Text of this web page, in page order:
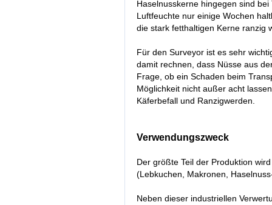
Haselnusskerne hingegen sind
Luftfeuchte nur einige Wochen
die stark fetthaltigen Kerne ranzig
Für den Surveyor ist es sehr
damit rechnen, dass Nüsse aus
Frage, ob ein Schaden beim
Möglichkeit nicht außer acht
Käferbefall und Ranzigwerden.
Verwendungszweck
Der größte Teil der Produktion
(Lebkuchen, Makronen,
Neben dieser industriellen